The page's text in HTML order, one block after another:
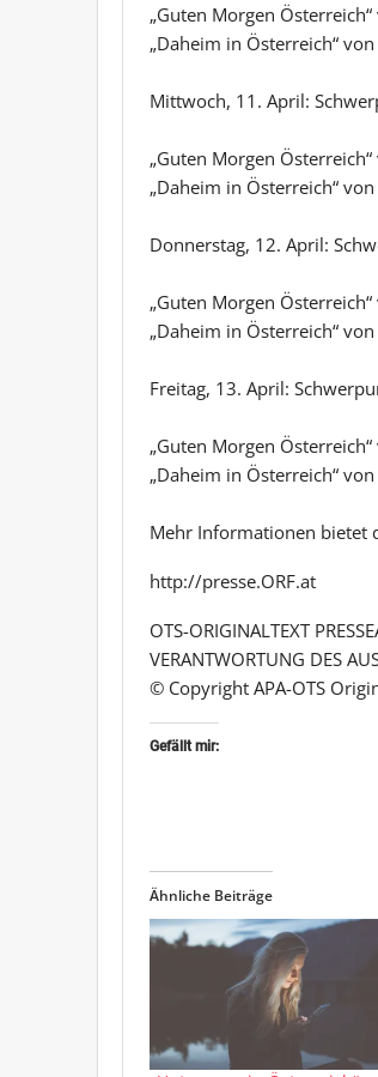
„Guten Morgen
„Daheim in Österreich“
Mittwoch, 11. April:
„Guten Morgen
„Daheim in Österreich“
Donnerstag, 12. April:
„Guten Morgen
„Daheim in Österreich“
Freitag, 13. April:
„Guten Morgen
„Daheim in Österreich“
Mehr Informationen bietet
http://presse.ORF.at
OTS-ORIGINALTEXT
VERANTWORTUNG DES
© Copyright APA-OTS
Gefällt mir:
Ähnliche Beiträge